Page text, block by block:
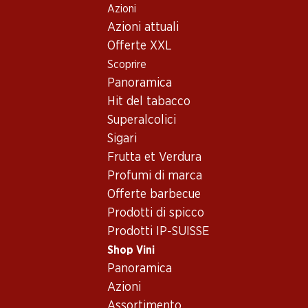
Azioni
Azioni attuali
Offerte XXL
Scoprire
Panoramica
Hit del tabacco
Superalcolici
Sigari
Frutta et Verdura
Profumi di marca
Offerte barbecue
Prodotti di spicco
Prodotti IP-SUISSE
Shop Vini
Panoramica
Azioni
Conoscenza dei vini
Buono a sapersi
Premi e riconoscimenti per i vini
riconoscimenti per i